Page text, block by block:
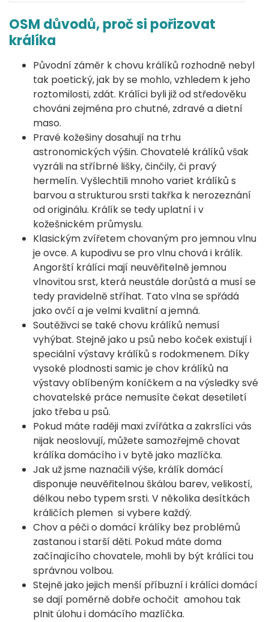
OSM důvodů, proč si pořizovat
králíka
Původní záměr k chovu králíků rozhodně nebyl
tak poetický, jak by se mohlo, vzhledem k jeho
roztomilosti, zdát. Králíci byli již od středověku
chováni zejména pro chutné, zdravé a dietní
maso.
Pravé kožešiny dosahují na trhu
astronomických výšin. Chovatelé králíků však
vyzráli na stříbrné lišky, činčily, či pravý
hermelín. Vyšlechtili mnoho variet králíků s
barvou a strukturou srsti takřka k nerozeznání
od originálu. Králík se tedy uplatní i v
kožešnickém průmyslu.
Klasickým zvířetem chovaným pro jemnou vlnu
je ovce. A kupodivu se pro vlnu chová i králík.
Angorští králíci mají neuvěřitelně jemnou
vlnovitou srst, která neustále dorůstá a musí se
tedy pravidelně stříhat. Tato vlna se spřádá
jako ovčí a je velmi kvalitní a jemná.
Soutěživci se také chovu králíků nemusí
vyhýbat. Stejně jako u psů nebo koček existují i
speciální výstavy králíků s rodokmenem. Díky
vysoké plodnosti samic je chov králíků na
výstavy oblíbeným koníčkem a na výsledky své
chovatelské práce nemusíte čekat desetiletí
jako třeba u psů.
Pokud máte raději maxi zvířátka a zakrslíci vás
nijak neoslovují, můžete samozřejmě chovat
králíka domácího i v bytě jako mazlíčka.
Jak už jsme naznačili výše, králík domácí
disponuje neuvěřitelnou škálou barev, velikostí,
délkou nebo typem srsti. V několika desítkách
králičích plemen si vybere každý.
Chov a péči o domácí králíky bez problémů
zastanou i starší děti. Pokud máte doma
začínajícího chovatele, mohli by být králíci tou
správnou volbou.
Stejně jako jejich menší příbuzní i králíci domácí
se dají poměrně dobře ochočit amohou tak
plnit úlohu i domácího mazlíčka.